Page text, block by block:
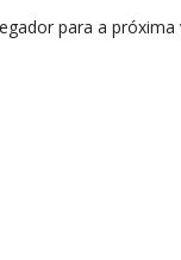
para a próxima